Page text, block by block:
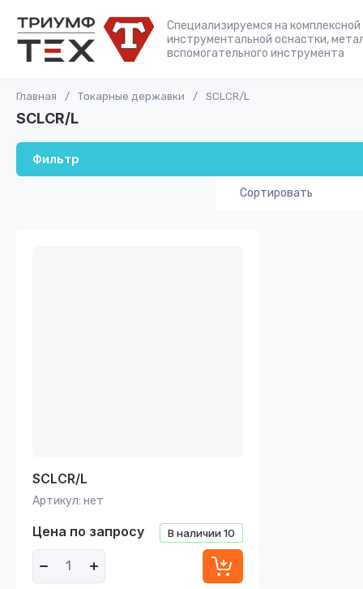
Специализируемся на
инструментальной оснастки,
вспомогательного инструмента
Главная / Токарные державки / SСLСR/L
SСLСR/L
Фильтр
Сортировать
SСLСR/L
Артикул: нет
В наличии 10
Цена по запросу